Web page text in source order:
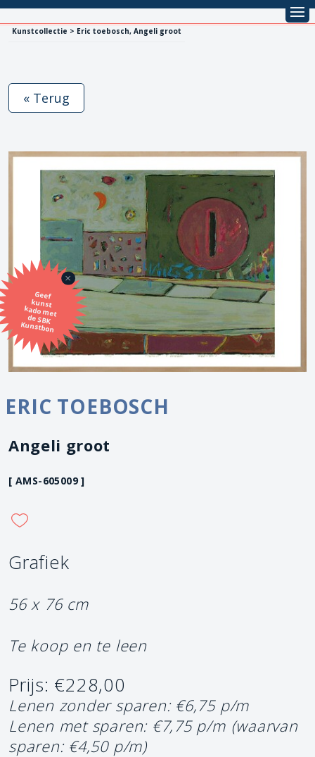
Kunstcollectie > Eric toebosch, Angeli groot
Geef
kunst
kado met
de SBK
Kunstbon
« Terug
ERIC TOEBOSCH
Angeli groot
[ AMS-605009 ]
Grafiek
56 x 76 cm
Te koop en te leen
Prijs: €228,00
Lenen zonder sparen: €6,75 p/m
Lenen met sparen: €7,75 p/m (waarvan
sparen: €4,50 p/m)